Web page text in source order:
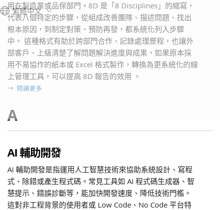
繁體中文
用在製造業或品保部門。8D 是「8 Disciplines」的縮寫，
代表八個特定的步驟，從組成改善團隊、描述問題、找出
根本原因，到制定對策、預防再發，都系統化列入步驟
中。 這種格式有助於跨部門合作、記錄處理歷程，也讓外
部客戶、上級清楚了解問題解決進度與成果，如果原本採
用不易協作的紙本或 Excel 格式製作，轉換為更系統化的線
上管理工具，可以提高 8D 報告的效用 。
→ 閱讀更多
A
AI 輔助開發
AI 輔助開發是指運用人工智慧技術來協助系統設計、寫程
式、除錯或產生程式碼。常見工具如 AI 程式碼生成器、智
慧提示、錯誤診斷等，能加快開發速度、降低技術門檻。
這對非工程背景的使用者或 Low Code、No Code 平台特